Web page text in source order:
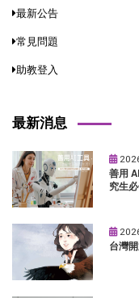
最新公告
常見問題
助教登入
最新消息
善用
究生
台灣